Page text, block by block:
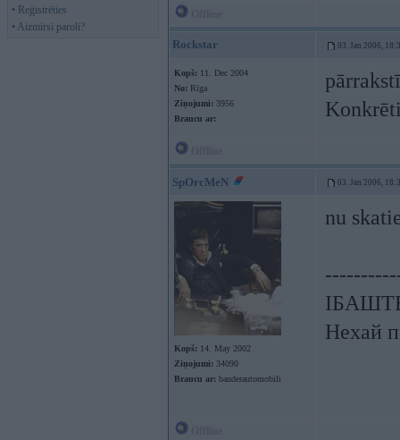
• Reģistrēties
• Aizmirsi paroli?
Rockstar 03. Jan 2006,
Kopš: 11. Dec 2004
No: Rīga
Ziņojumi: 3956
Braucu ar:
SpOrcMeN 03. Jan 2006,
Kopš: 14. May 2002
Ziņojumi: 34090
Braucu ar: banderautomobili
nu
Нехай